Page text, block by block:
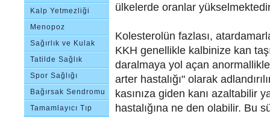
Kalp Yetmezliği
Menopoz
Sağırlık ve Kulak
Çınlaması
Tatilde Sağlık
Spor Sağlığı
Bağırsak Sendromu
Tamamlayıcı Tıp
ülkelerde oranlar
Kolesterolün fazlası,
KKH genellikle kalbinize kan
daralmaya yol açan
arter hastalığı" olarak
kasınıza giden kanı azaltabilir
hastalığına ne den olabilir. Bu